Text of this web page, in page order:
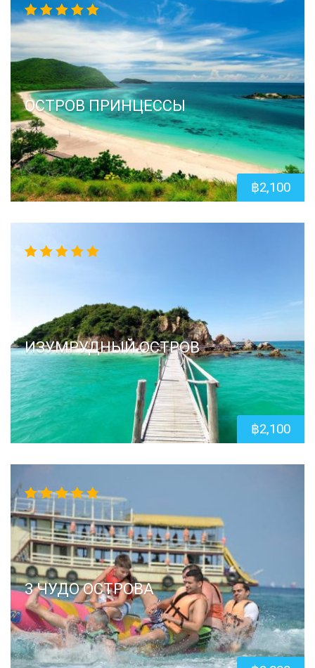
5.00out
ОСТРОВ ПРИНЦЕССЫ
฿2,100
ИЗУМРУДНЫЙ ОСТРОВ
฿2,100
4.67out
of 5
3 ЧУДО ОСТРОВА